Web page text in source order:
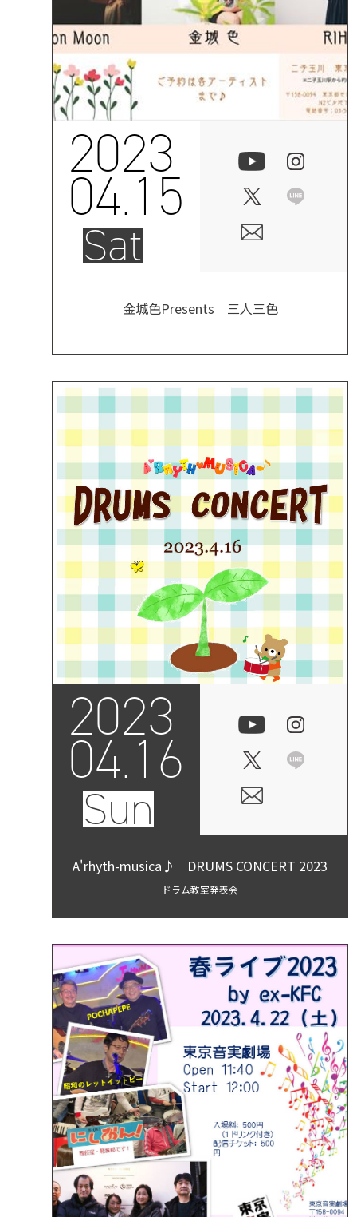
2023
04.15
Sat
金城色Presents 三人三色
2023
04.16
Sun
A'rhyth-musica♪ DRUMS CONCERT 2023
ドラム教室発表会